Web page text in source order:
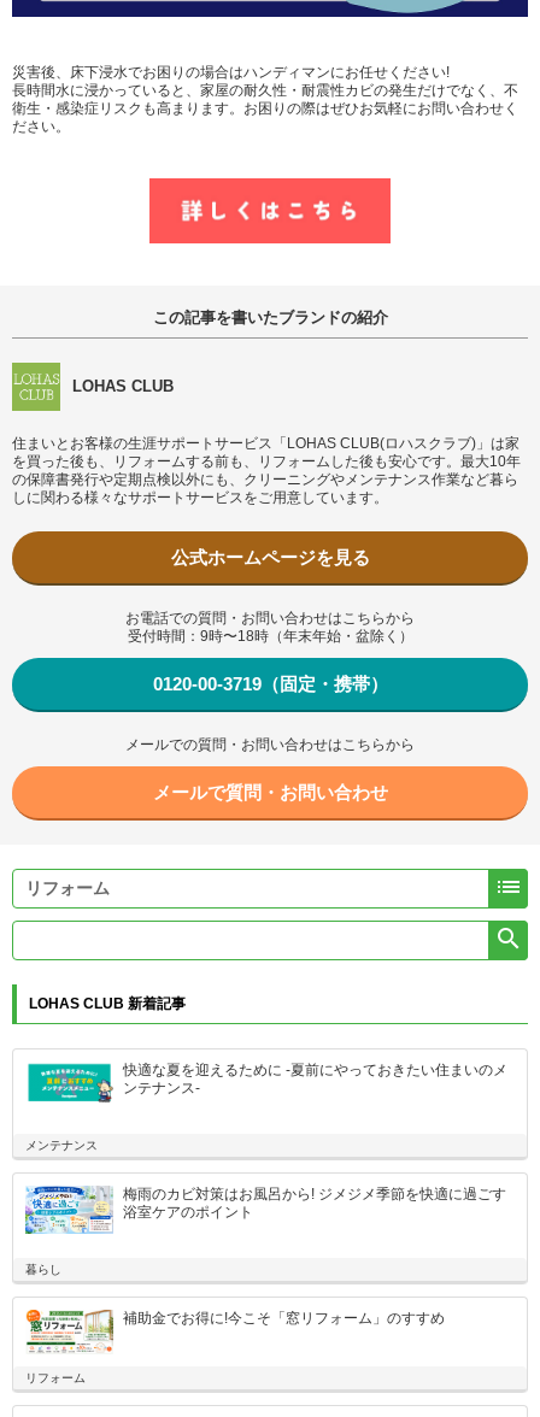
災害後、床下浸水でお困りの場合はハンディマンにお任せください!
長時間水に浸かっていると、家屋の耐久性・耐震性カビの発生だけでなく、不
衛生・感染症リスクも高まります。お困りの際はぜひお気軽にお問い合わせく
ださい。
この記事を書いたブランドの紹介
LOHAS CLUB
住まいとお客様の生涯サポートサービス「LOHAS CLUB(ロハスクラブ)」は家
を買った後も、リフォームする前も、リフォームした後も安心です。最大10年
の保障書発行や定期点検以外にも、クリーニングやメンテナンス作業など暮ら
しに関わる様々なサポートサービスをご用意しています。
公式ホームページを見る
お電話での質問・お問い合わせはこちらから
受付時間：9時〜18時（年末年始・盆除く）
0120-00-3719（固定・携帯）
メールでの質問・お問い合わせはこちらから
メールで質問・お問い合わせ


LOHAS CLUB 新着記事
快適な夏を迎えるために -夏前にやっておきたい住まいのメ
ンテナンス-
メンテナンス
梅雨のカビ対策はお風呂から! ジメジメ季節を快適に過ごす
浴室ケアのポイント
暮らし
補助金でお得に!今こそ「窓リフォーム」のすすめ
リフォーム